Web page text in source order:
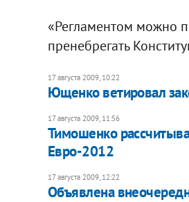
«Регламентом можно
пренебрегать
17 августа 2009, 10:22
Ющенко ветировал
17 августа 2009, 11:56
Тимошенко
Евро-2012
17 августа 2009, 12:22
Объявлена